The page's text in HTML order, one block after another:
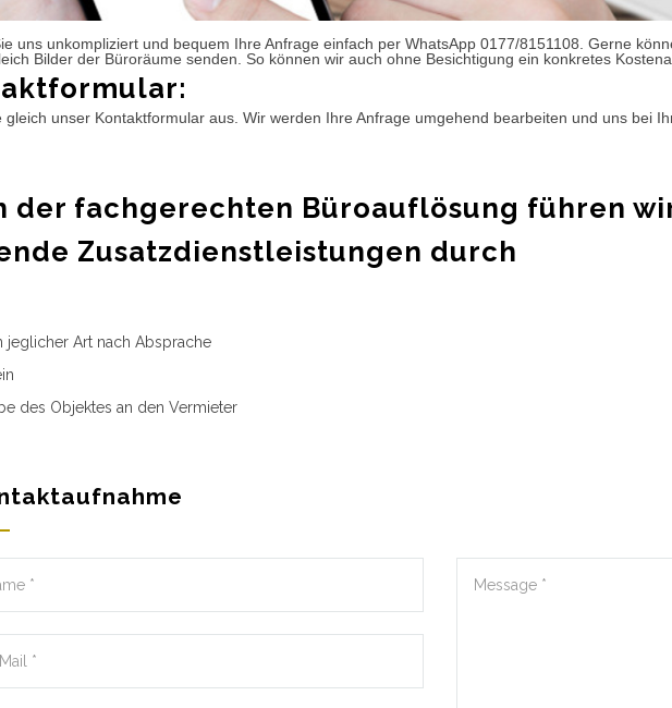
uns unkompliziert und bequem Ihre Anfrage einfach per WhatsApp 0177/8151108. Gerne
Bilder der Büroräume senden. So können wir auch ohne Besichtigung ein konkretes
gleich unser Kontaktformular aus. Wir werden Ihre Anfrage umgehend bearbeiten und uns bei
der fachgerechten Büroauflösung führen
Zusatzdienstleistungen durch
jeglicher Art nach Absprache
des Objektes an den Vermieter